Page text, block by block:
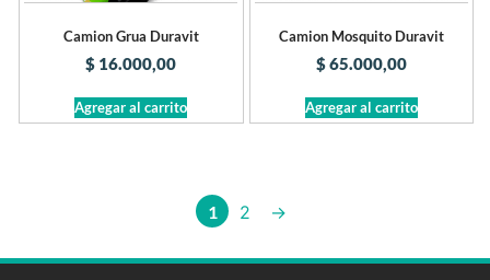
Camion Grua Duravit
$ 16.000,00
Agregar al carrito
Camion Mosquito Duravit
$65.000,00
Agregar al carrito
1 2 →